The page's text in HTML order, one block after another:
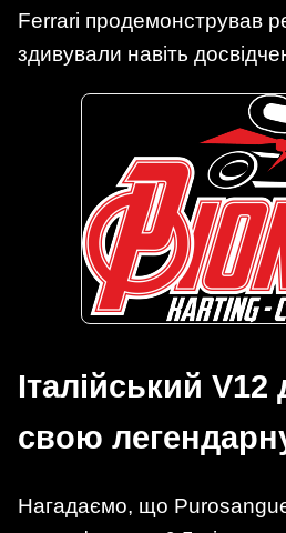
Ferrari продемонстрував
здивували навіть
Італійський
свою
Нагадаємо, що